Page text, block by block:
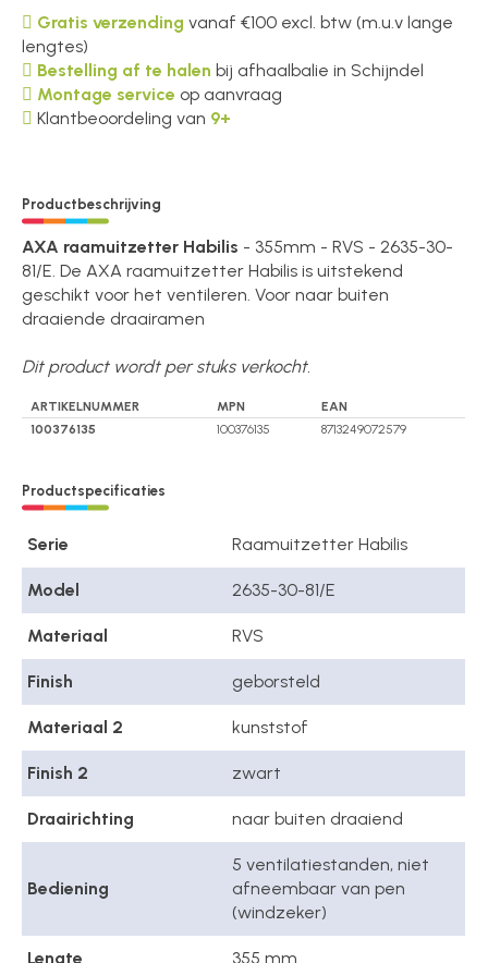
Gratis verzending vanaf €100 excl. btw (m.u.v lange
lengtes)
Bestelling af te halen bij afhaalbalie in Schijndel
Montage service op aanvraag
Klantbeoordeling van 9+
Productbeschrijving
AXA raamuitzetter Habilis - 355mm - RVS - 2635-30-
81/E. De AXA raamuitzetter Habilis is uitstekend
geschikt voor het ventileren. Voor naar buiten
draaiende draairamen
Dit product wordt per stuks verkocht.
ARTIKELNUMMER MPN
EAN
100376135
100376135 8713249072579
Productspecificaties
Serie Raamuitzetter Habilis
Model 2635-30-81/E
Materiaal RVS
Finish geborsteld
Materiaal 2 kunststof
Finish 2 zwart
Draairichting naar buiten draaiend
Bediening
5 ventilatiestanden, niet
afneembaar van pen
(windzeker)
Lengte 355 mm